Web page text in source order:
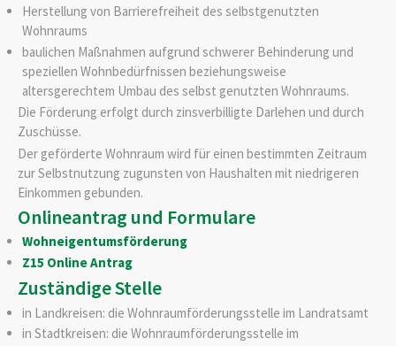
Herstellung von Barrierefreiheit des selbstgenutzten
Wohnraums
baulichen Maßnahmen aufgrund schwerer Behinderung und
speziellen Wohnbedürfnissen beziehungsweise
altersgerechtem Umbau des selbst genutzten Wohnraums.
Die Förderung erfolgt durch zinsverbilligte Darlehen und durch
Zuschüsse.
Der geförderte Wohnraum wird für einen bestimmten Zeitraum
zur Selbstnutzung zugunsten von Haushalten mit niedrigeren
Einkommen gebunden.
Onlineantrag und Formulare
Wohneigentumsförderung
Z15 Online Antrag
Zuständige Stelle
in Landkreisen: die Wohnraumförderungsstelle im Landratsamt
in Stadtkreisen: die Wohnraumförderungsstelle im